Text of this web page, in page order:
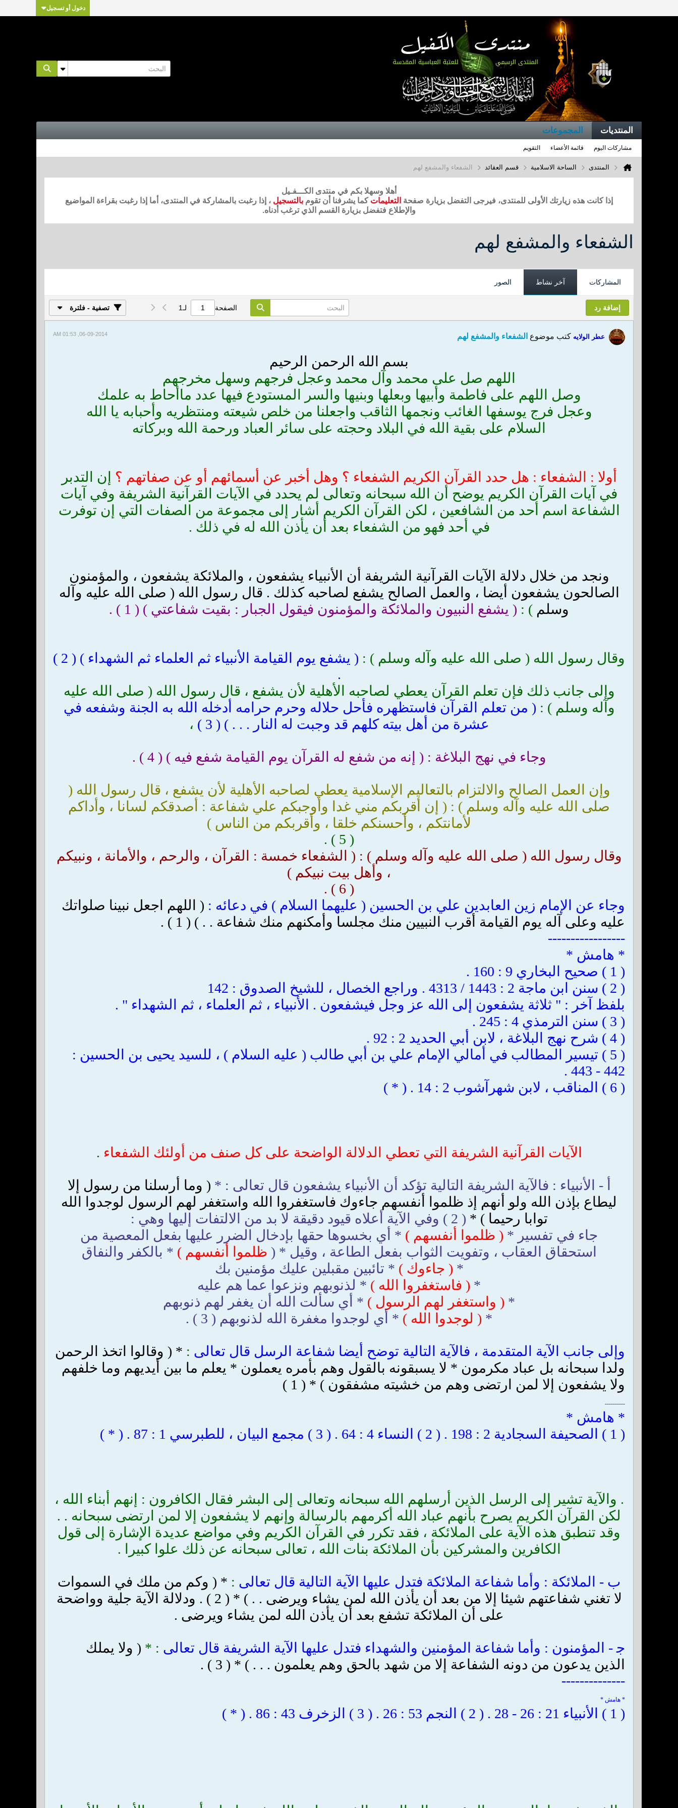
دخول أو تسجيل
المنتديات المجموعات
مشاركات اليوم قائمة الأعضاء التقويم
المنتدى الساحة الاسلامية قسم العقائد الشفعاء والمشفع لهم
أهلا وسهلا بكم في منتدى الكـــفـيل
إذا كانت هذه زيارتك الأولى للمنتدى، فيرجى التفضل بزيارة صفحة التعليمات كما يشرفنا أن تقوم بالتسجيل ، إذا رغبت بالمشاركة في المنتدى، أما إذا رغبت بقراءة المواضيع
والإطلاع فتفضل بزيارة القسم الذي ترغب أدناه.
الشفعاء والمشفع لهم
المشاركات آخر نشاط الصور
إضافة رد الصفحة لـ1 تصفية - فلترة
عطر الولايه كتب موضوع الشفعاء والمشفع لهم 06-09-2014, 01:53 AM
بسم الله الرحمن الرحيم
اللهم صل على محمد وآل محمد وعجل فرجهم وسهل مخرجهم
وصل اللهم على فاطمة وأبيها وبعلها وبنيها والسر المستودع فيها عدد ماأحاط به علمك
وعجل فرج يوسفها الغائب ونجمها الثاقب واجعلنا من خلص شيعته ومنتظريه وأحبابه يا الله
السلام على بقية الله في البلاد وحجته على سائر العباد ورحمة الله وبركاته
أولا : الشفعاء : هل حدد القرآن الكريم الشفعاء ؟ وهل أخبر عن أسمائهم أو عن صفاتهم ؟ إن التدبر
في آيات القرآن الكريم يوضح أن الله سبحانه وتعالى لم يحدد في الآيات القرآنية الشريفة وفي آيات
الشفاعة اسم أحد من الشافعين ، لكن القرآن الكريم أشار إلى مجموعة من الصفات التي إن توفرت
في أحد فهو من الشفعاء بعد أن يأذن الله له في ذلك .
ونجد من خلال دلالة الآيات القرآنية الشريفة أن الأنبياء يشفعون ، والملائكة يشفعون ، والمؤمنون
الصالحون يشفعون أيضا ، والعمل الصالح يشفع لصاحبه كذلك . قال رسول الله ( صلى الله عليه وآله
وسلم ) : ( يشفع النبيون والملائكة والمؤمنون فيقول الجبار : بقيت شفاعتي ) ( 1 ) .
وقال رسول الله ( صلى الله عليه وآله وسلم ) :
( يشفع يوم القيامة الأنبياء ثم العلماء ثم الشهداء ) ( 2 )
.
وإلى جانب ذلك فإن تعلم القرآن يعطي لصاحبه الأهلية لأن يشفع ، قال رسول الله ( صلى الله عليه
وآله وسلم ) : ( من تعلم القرآن فاستظهره فأحل حلاله وحرم حرامه أدخله الله به الجنة وشفعه في
عشرة من أهل بيته كلهم قد وجبت له النار . . . ) ( 3 )
،
وجاء في نهج البلاغة : ( إنه من شفع له القرآن يوم القيامة شفع فيه ) ( 4 ) .
وإن العمل الصالح والالتزام بالتعاليم الإسلامية يعطي لصاحبه الأهلية لأن يشفع ، قال رسول الله (
صلى الله عليه وآله وسلم ) : ( إن أقربكم مني غدا وأوجبكم علي شفاعة : أصدقكم لسانا ، وأداكم
لأمانتكم ، وأحسنكم خلقا ، وأقربكم من الناس )
( 5 ) .
وقال رسول الله ( صلى الله عليه وآله وسلم ) : ( الشفعاء خمسة : القرآن ، والرحم ، والأمانة ، ونبيكم
، وأهل بيت نبيكم )
( 6 ) .
وجاء عن الإمام زين العابدين علي بن الحسين ( عليهما السلام ) في دعائه : ( اللهم اجعل نبينا صلواتك
عليه وعلى آله يوم القيامة أقرب النبيين منك مجلسا وأمكنهم منك شفاعة . . ) ( 1 ) .
-----------------
* هامش *
( 1 ) صحيح البخاري 9 : 160 .
( 2 ) سنن ابن ماجة 2 : 1443 / 4313 . وراجع الخصال ، للشيخ الصدوق : 142
بلفظ آخر : " ثلاثة يشفعون إلى الله عز وجل فيشفعون . الأنبياء ، ثم العلماء ، ثم الشهداء " .
( 3 ) سنن الترمذي 4 : 245 .
( 4 ) شرح نهج البلاغة ، لابن أبي الحديد 2 : 92 .
( 5 ) تيسير المطالب في أمالي الإمام علي بن أبي طالب ( عليه السلام ) ، للسيد يحيى بن الحسين :
442 - 443 .
( 6 ) المناقب ، لابن شهرآشوب 2 : 14 . ( * )
الآيات القرآنية الشريفة التي تعطي الدلالة الواضحة على كل صنف من أولئك الشفعاء .
أ - الأنبياء : فالآية الشريفة التالية تؤكد أن الأنبياء يشفعون قال تعالى : * ( وما أرسلنا من رسول إلا
ليطاع بإذن الله ولو أنهم إذ ظلموا أنفسهم جاءوك فاستغفروا الله واستغفر لهم الرسول لوجدوا الله
توابا رحيما ) * ( 2 ) وفي الآية أعلاه قيود دقيقة لا بد من الالتفات إليها وهي :
جاء في تفسير * ( ظلموا أنفسهم ) * أي بخسوها حقها بإدخال الضرر عليها بفعل المعصية من
استحقاق العقاب ، وتفويت الثواب بفعل الطاعة ، وقيل * ( ظلموا أنفسهم ) * بالكفر والنفاق
* ( جاءوك ) * تائبين مقبلين عليك مؤمنين بك
* ( فاستغفروا الله ) * لذنوبهم ونزعوا عما هم عليه
* ( واستغفر لهم الرسول ) * أي سألت الله أن يغفر لهم ذنوبهم
* ( لوجدوا الله ) * أي لوجدوا مغفرة الله لذنوبهم ( 3 ) .
وإلى جانب الآية المتقدمة ، فالآية التالية توضح أيضا شفاعة الرسل قال تعالى : * ( وقالوا اتخذ الرحمن
ولدا سبحانه بل عباد مكرمون * لا يسبقونه بالقول وهم بأمره يعملون * يعلم ما بين أيديهم وما خلفهم
ولا يشفعون إلا لمن ارتضى وهم من خشيته مشفقون ) * ( 1 )
----------
* هامش *
( 1 ) الصحيفة السجادية 2 : 198 . ( 2 ) النساء 4 : 64 . ( 3 ) مجمع البيان ، للطبرسي 1 : 87 . ( * )
. والآية تشير إلى الرسل الذين أرسلهم الله سبحانه وتعالى إلى البشر فقال الكافرون : إنهم أبناء الله ،
لكن القرآن الكريم يصرح بأنهم عباد الله أكرمهم بالرسالة وإنهم لا يشفعون إلا لمن ارتضى سبحانه . .
وقد تنطبق هذه الآية على الملائكة ، فقد تكرر في القرآن الكريم وفي مواضع عديدة الإشارة إلى قول
الكافرين والمشركين بأن الملائكة بنات الله ، تعالى سبحانه عن ذلك علوا كبيرا
.
ب - الملائكة : وأما شفاعة الملائكة فتدل عليها الآية التالية قال تعالى : * ( وكم من ملك في السموات
لا تغني شفاعتهم شيئا إلا من بعد أن يأذن الله لمن يشاء ويرضى . . ) * ( 2 ) . ودلالة الآية جلية وواضحة
على أن الملائكة تشفع بعد أن يأذن الله لمن يشاء ويرضى .
ج‍ - المؤمنون : وأما شفاعة المؤمنين والشهداء فتدل عليها الآية الشريفة قال تعالى : * ( ولا يملك
الذين يدعون من دونه الشفاعة إلا من شهد بالحق وهم يعلمون . . . ) * ( 3 ) .
--------------
* هامش *
( 1 ) الأنبياء 21 : 26 - 28 . ( 2 ) النجم 53 : 26 . ( 3 ) الزخرف 43 : 86 . ( * )